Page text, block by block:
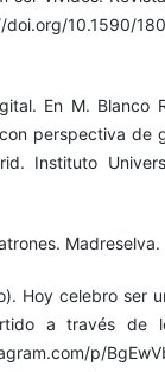
10.1590/
En M. Blanco
perspectiva de
Instituto
Madreselva.
Hoy celebro ser
a través de
p/